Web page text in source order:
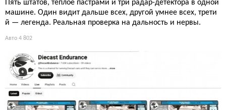
Пять штатов, тёплое пастрами и три радар-детектора в одной
машине. Один видит дальше всех, другой умнее всех, трети
й — легенда. Реальная проверка на дальность и нервы.
Авто 4 802